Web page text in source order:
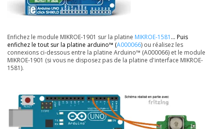
Enfichez le module MIKROE-1901 sur la platine MIKROE-1581 ... Puis
enfichez le tout sur la platine arduino™ (A000066) ou réalisez les
connexions ci-dessous entre la platine Arduino™ (A000066) et le module
MIKROE-1901 (si vous ne disposez pas de la platine d'interface MIKROE-
1581).